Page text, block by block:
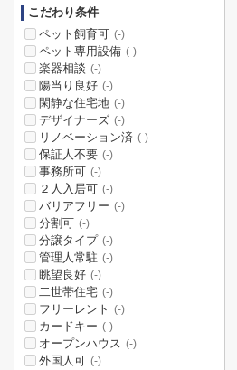
こだわり条件
ペット飼育可 (-)
ペット専用設備 (-)
楽器相談 (-)
陽当り良好 (-)
閑静な住宅地 (-)
デザイナーズ (-)
リノベーション済 (-)
保証人不要 (-)
事務所可 (-)
２人入居可 (-)
バリアフリー (-)
分割可 (-)
分譲タイプ (-)
管理人常駐 (-)
眺望良好 (-)
二世帯住宅 (-)
フリーレント (-)
カードキー (-)
オープンハウス (-)
外国人可 (-)